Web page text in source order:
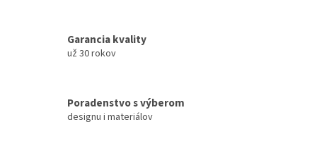
Garancia kvality
už 30 rokov
Poradenstvo s výberom
designu i materiálov